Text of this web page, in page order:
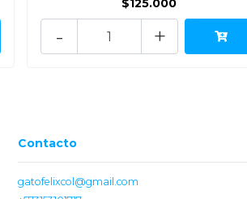
$125.000
+
-
Contacto
gatofelixcol@gmail.com